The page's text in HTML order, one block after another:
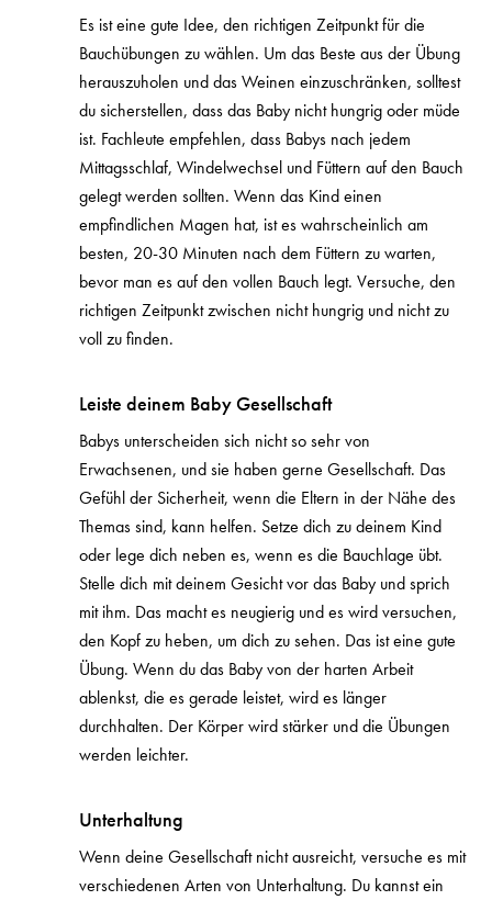
Es ist eine gute Idee, den richtigen Zeitpunkt für die
Bauchübungen zu wählen. Um das Beste aus der Übung
herauszuholen und das Weinen einzuschränken, solltest
du sicherstellen, dass das Baby nicht hungrig oder müde
ist. Fachleute empfehlen, dass Babys nach jedem
Mittagsschlaf, Windelwechsel und Füttern auf den Bauch
gelegt werden sollten. Wenn das Kind einen
empfindlichen Magen hat, ist es wahrscheinlich am
besten, 20-30 Minuten nach dem Füttern zu warten,
bevor man es auf den vollen Bauch legt. Versuche, den
richtigen Zeitpunkt zwischen nicht hungrig und nicht zu
voll zu finden.
Leiste deinem Baby Gesellschaft
Babys unterscheiden sich nicht so sehr von
Erwachsenen, und sie haben gerne Gesellschaft. Das
Gefühl der Sicherheit, wenn die Eltern in der Nähe des
Themas sind, kann helfen. Setze dich zu deinem Kind
oder lege dich neben es, wenn es die Bauchlage übt.
Stelle dich mit deinem Gesicht vor das Baby und sprich
mit ihm. Das macht es neugierig und es wird versuchen,
den Kopf zu heben, um dich zu sehen. Das ist eine gute
Übung. Wenn du das Baby von der harten Arbeit
ablenkst, die es gerade leistet, wird es länger
durchhalten. Der Körper wird stärker und die Übungen
werden leichter.
Unterhaltung
Wenn deine Gesellschaft nicht ausreicht, versuche es mit
verschiedenen Arten von Unterhaltung. Du kannst ein